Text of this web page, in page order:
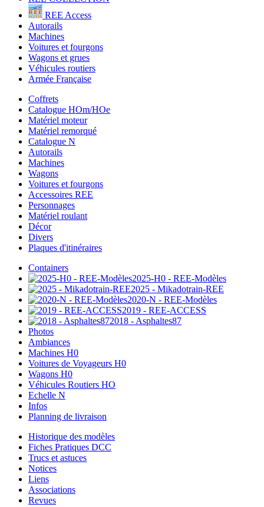
REE Access
Autorails
Machines
Voitures et fourgons
Wagons et grues
Véhicules routiers
Armée Française
Coffrets
Catalogue HOm/HOe
Matériel moteur
Matériel remorqué
Catalogue N
Autorails
Machines
Wagons
Voitures et fourgons
Accessoires REE
Personnages
Matériel roulant
Décor
Divers
Plaques d'itinéraires
Containers
2025-H0 - REE-Modèles
2025 - Mikadotrain-REE
2020-N - REE-Modèles
2019 - REE-ACCESS
2018 - Asphaltes87
Photos
Ambiances
Machines H0
Voitures de Voyageurs H0
Wagons H0
Véhicules Routiers HO
Echelle N
Infos
Planning de livraison
Historique des modèles
Fiches Pratiques DCC
Trucs et astuces
Notices
Liens
Associations
Revues